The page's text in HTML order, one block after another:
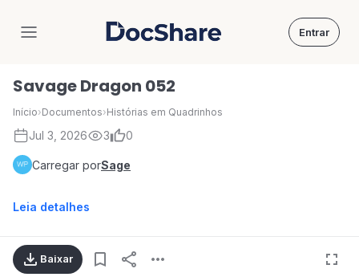
DocShare Entrar
Savage Dragon 052
Início›Documentos›Histórias em Quadrinhos
Jul 3, 2026 3 0
Carregar porSage
Leia detalhes
Baixar